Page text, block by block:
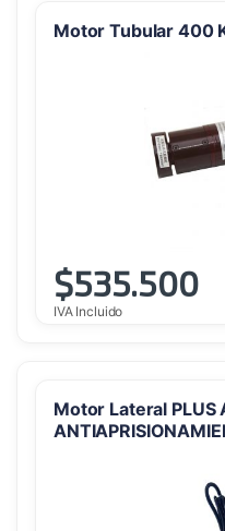
Motor Tubular 400
$535.500
IVA Incluido
Motor Lateral